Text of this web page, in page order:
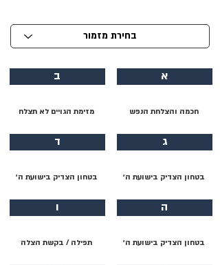
א
חכמה והצלחת הנפש
ג
בטחון הצדיק בישועת ה׳
ה
בטחון הצדיק בישועת ה׳
ב
מזימת הגויים לא תצלח
ד
בטחון הצדיק בישועת ה׳
ו
תפילה / בקשת הצלה